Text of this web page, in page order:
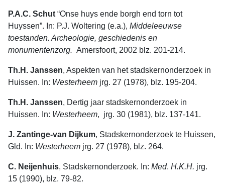
P.A.C. Schut “Onse huys ende borgh end torn tot
Huyssen”. In: P.J. Woltering (e.a.), Middeleeuwse
toestanden. Archeologie, geschiedenis en
monumentenzorg. Amersfoort, 2002 blz. 201-214.
Th.H. Janssen, Aspekten van het stadskernonderzoek in
Huissen. In: Westerheem jrg. 27 (1978), blz. 195-204.
Th.H. Janssen, Dertig jaar stadskernonderzoek in
Huissen. In: Westerheem, jrg. 30 (1981), blz. 137-141.
J. Zantinge-van Dijkum, Stadskernonderzoek te Huissen,
Gld. In: Westerheem jrg. 27 (1978), blz. 264.
C. Neijenhuis, Stadskernonderzoek. In: Med. H.K.H. jrg.
15 (1990), blz. 79-82.